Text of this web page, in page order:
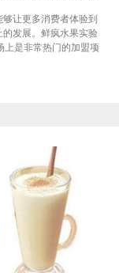
让更多消费者体验到
发展。鲜疯水果实验
是非常热门的加盟项
为了众多创业者青睐